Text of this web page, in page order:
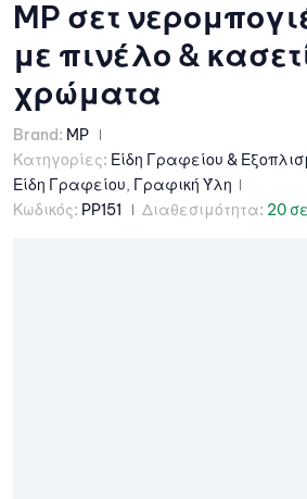
MP σετ
με πινέλο &
χρώματα
Brand: MP
Κατηγορίες: Είδη Γραφείου &
Είδη Γραφείου, Γραφική Ύλη
Κωδικός: PP151 Διαθεσιμότητα: 20